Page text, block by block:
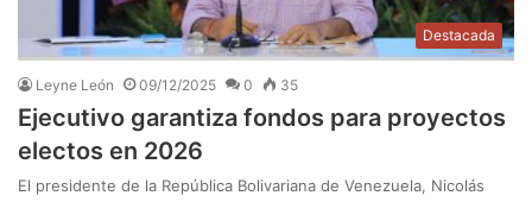
Destacada
Leyne León 09/12/2025 0 35
Ejecutivo garantiza fondos para proyectos
electos en 2026
El presidente de la República Bolivariana de Venezuela, Nicolás